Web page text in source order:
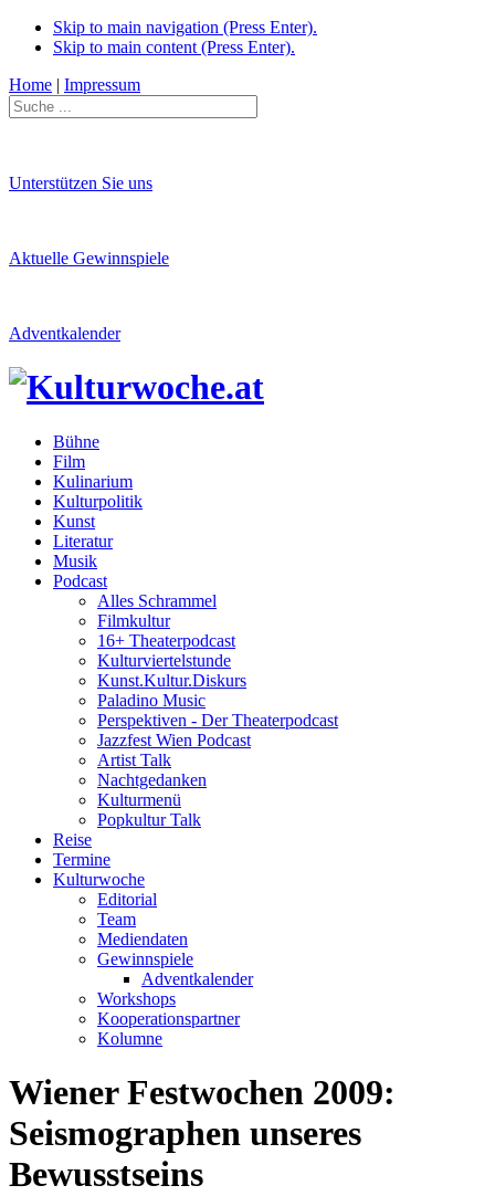
Skip to main navigation (Press Enter).
Skip to main content (Press Enter).
Home | Impressum
Unterstützen Sie uns
Aktuelle Gewinnspiele
Adventkalender
Bühne
Film
Kulinarium
Kulturpolitik
Kunst
Literatur
Musik
Podcast
Alles Schrammel
Filmkultur
16+ Theaterpodcast
Kulturviertelstunde
Kunst.Kultur.Diskurs
Paladino Music
Perspektiven - Der Theaterpodcast
Jazzfest Wien Podcast
Artist Talk
Nachtgedanken
Kulturmenü
Popkultur Talk
Reise
Termine
Kulturwoche
Editorial
Team
Mediendaten
Gewinnspiele
Adventkalender
Workshops
Kooperationspartner
Kolumne
Wiener Festwochen 2009:
Seismographen unseres
Bewusstseins